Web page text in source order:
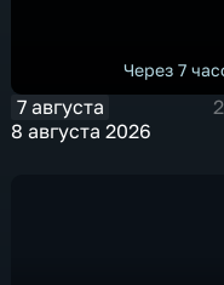
Через 7
7 августа
8 августа 2026